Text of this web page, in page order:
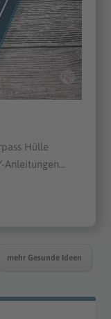
Hülle
Anleitungen...
mehr Gesunde Ideen